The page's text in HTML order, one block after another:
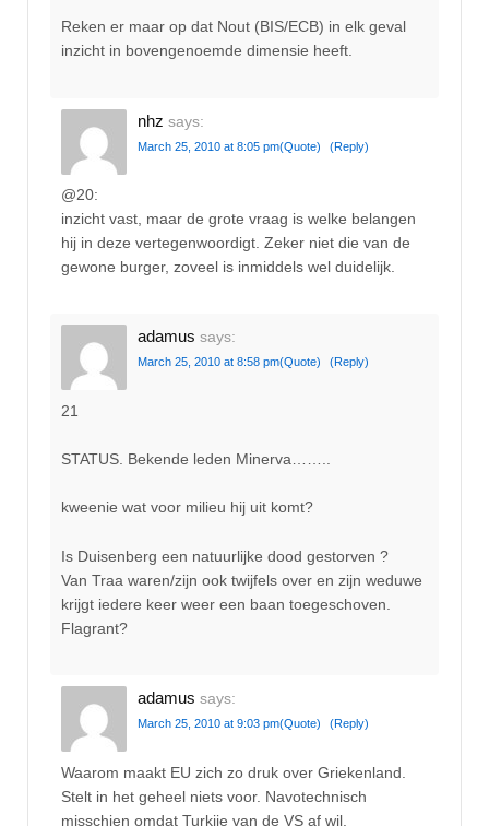
Reken er maar op dat Nout (BIS/ECB) in elk geval
inzicht in bovengenoemde dimensie heeft.
nhz says:
March 25, 2010 at 8:05 pm(Quote) (Reply)
@20:
inzicht vast, maar de grote vraag is welke belangen
hij in deze vertegenwoordigt. Zeker niet die van de
gewone burger, zoveel is inmiddels wel duidelijk.
adamus says:
March 25, 2010 at 8:58 pm(Quote) (Reply)
21
STATUS. Bekende leden Minerva……..
kweenie wat voor milieu hij uit komt?
Is Duisenberg een natuurlijke dood gestorven ?
Van Traa waren/zijn ook twijfels over en zijn weduwe
krijgt iedere keer weer een baan toegeschoven.
Flagrant?
adamus says:
March 25, 2010 at 9:03 pm(Quote) (Reply)
Waarom maakt EU zich zo druk over Griekenland.
Stelt in het geheel niets voor. Navotechnisch
misschien omdat Turkije van de VS af wil.